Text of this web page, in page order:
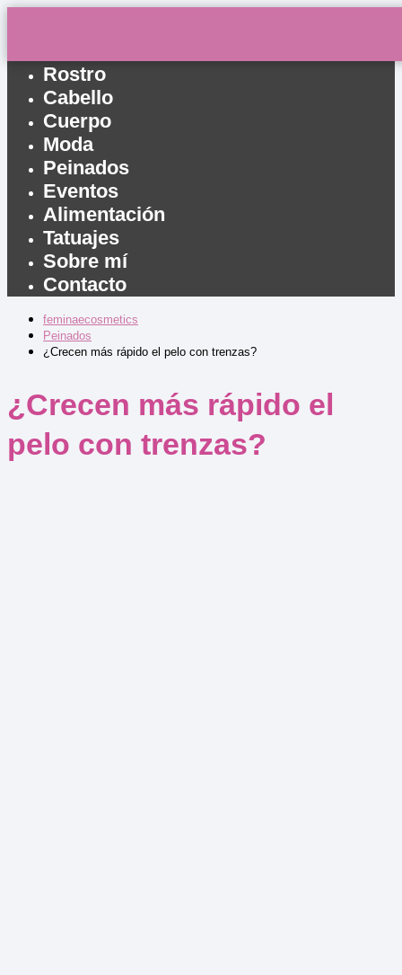
Rostro
Cabello
Cuerpo
Moda
Peinados
Eventos
Alimentación
Tatuajes
Sobre mí
Contacto
feminaecosmetics
Peinados
¿Crecen más rápido el pelo con trenzas?
¿Crecen más rápido el
pelo con trenzas?